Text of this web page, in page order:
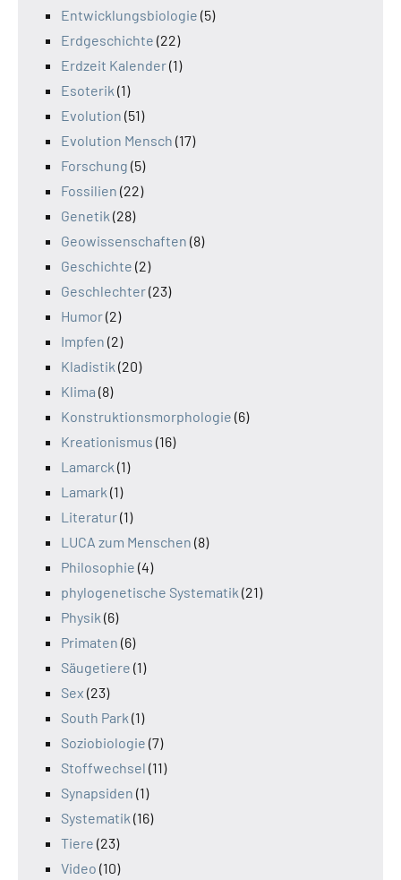
Entwicklungsbiologie (5)
Erdgeschichte (22)
Erdzeit Kalender(1)
Esoterik (1)
Evolution (51)
Evolution Mensch (17)
Forschung (5)
Fossilien (22)
Genetik (28)
Geowissenschaften (8)
Geschichte (2)
Geschlechter(23)
Humor(2)
Impfen (2)
Kladistik (20)
Klima (8)
Konstruktionsmorphologie (6)
Kreationismus (16)
Lamarck (1)
Lamark (1)
Literatur(1)
LUCA zum Menschen (8)
Philosophie (4)
phylogenetische Systematik (21)
Physik (6)
Primaten (6)
Säugetiere (1)
Sex (23)
South Park (1)
Soziobiologie (7)
Stoffwechsel (11)
Synapsiden (1)
Systematik (16)
Tiere (23)
Video (10)